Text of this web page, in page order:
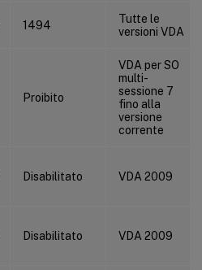
1494
Tutte le
versioni VDA
Proibito
VDA per SO
multi-
sessione 7
fino alla
versione
corrente
Disabilitato VDA 2009
Disabilitato VDA 2009